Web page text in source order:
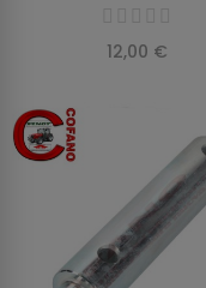
12,00 €